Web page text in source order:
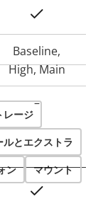
Baseline,
High, Main
–
レージ
ルとエクストラ
ン マウント